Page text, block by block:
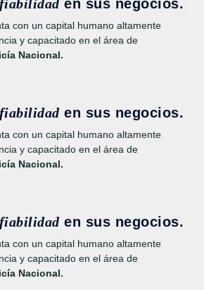
en sus negocios.
con un capital humano altamente
y capacitado en el área de
Nacional.
en sus negocios.
con un capital humano altamente
y capacitado en el área de
Nacional.
en sus negocios.
con un capital humano altamente
y capacitado en el área de
Nacional.